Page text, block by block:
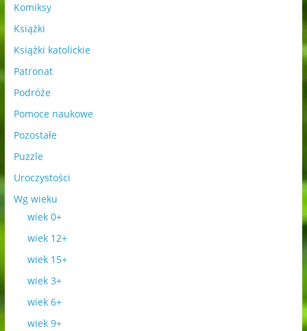
Komiksy
Książki
Książki katolickie
Patronat
Podróże
Pomoce naukowe
Pozostałe
Puzzle
Uroczystości
Wg wieku
wiek 0+
wiek 12+
wiek 15+
wiek 3+
wiek 6+
wiek 9+